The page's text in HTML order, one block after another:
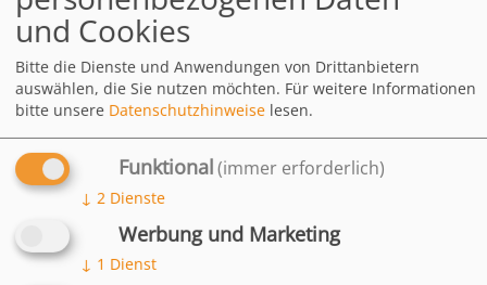
welche dann durch die Tiere
ausgeschieden werden.
Zusammensetzung
und Gehalte (je kg)
und Cookies
Bitte die Dienste und Anwendungen von Drittanbietern
auswählen, die Sie nutzen möchten. Für weitere Informationen
bitte unsere Datenschutzhinweise lesen.
Funktional(immer erforderlich)
↓ 2 Dienste
Werbung und Marketing
↓ 1 Dienst